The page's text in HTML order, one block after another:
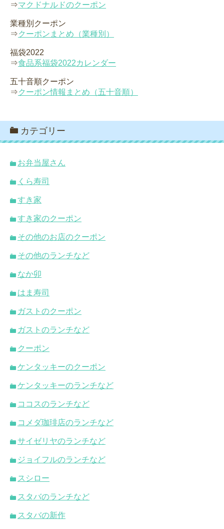
⇒マクドナルドのクーポン
業種別クーポン
⇒クーポンまとめ（業種別）
福袋2022
⇒食品系福袋2022カレンダー
五十音順クーポン
⇒クーポン情報まとめ（五十音順）
カテゴリー
お弁当屋さん
くら寿司
すき家
すき家のクーポン
その他のお店のクーポン
その他のランチなど
なか卯
はま寿司
ガストのクーポン
ガストのランチなど
クーポン
ケンタッキーのクーポン
ケンタッキーのランチなど
ココスのランチなど
コメダ珈琲店のランチなど
サイゼリヤのランチなど
ジョイフルのランチなど
スシロー
スタバのランチなど
スタバの新作